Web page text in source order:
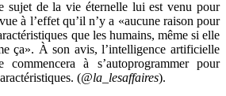
sujet de la vie éternelle lui est venu pour
à l’effet qu’il n’y a «aucune raison pour
que les humains, même si elle
ça». À son avis, l’intelligence artificielle
commencera à s’autoprogrammer pour
(@la_lesaffaires).